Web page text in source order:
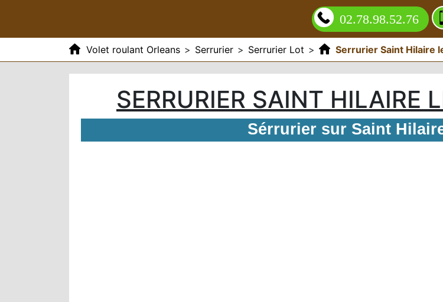
02.78.98.52.76
Volet roulant Orleans > Serrurier > Serrurier Lot > Serrurier Saint Hilaire
SERRURIER SAINT HILAIRE
Sérrurier sur Saint